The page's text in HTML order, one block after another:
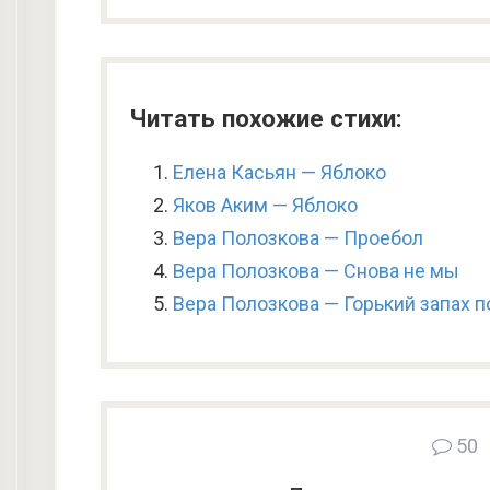
Читать похожие стихи:
Елена Касьян — Яблоко
Яков Аким — Яблоко
Вера Полозкова — Проебол
Вера Полозкова — Снова не мы
Вера Полозкова — Горький запах
50